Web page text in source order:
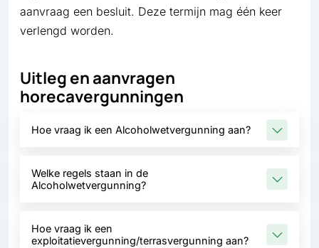
aanvraag een besluit. Deze termijn mag één keer
verlengd worden.
Uitleg en aanvragen
horecavergunningen
Hoe vraag ik een Alcoholwetvergunning aan?
Welke regels staan in de
Alcoholwetvergunning?
Hoe vraag ik een
exploitatievergunning/terrasvergunning aan?